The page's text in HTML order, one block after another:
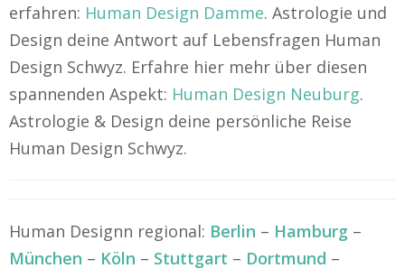
erfahren: Human Design Damme. Astrologie und
Design deine Antwort auf Lebensfragen Human
Design Schwyz. Erfahre hier mehr über diesen
spannenden Aspekt: Human Design Neuburg.
Astrologie & Design deine persönliche Reise
Human Design Schwyz.
Human Designn regional: Berlin – Hamburg –
München – Köln – Stuttgart – Dortmund –